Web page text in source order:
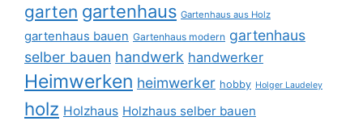
garten gartenhaus Gartenhaus aus Holz
gartenhaus bauen Gartenhaus modern gartenhaus
selber bauen handwerk handwerker
Heimwerken heimwerker hobby Holger Laudeley
holz Holzhaus Holzhaus selber bauen